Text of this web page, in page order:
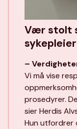
Vær stolt
sykepleier
–
Vi må vise
prosedyrer.
sier Herdis
Hun utfordrer